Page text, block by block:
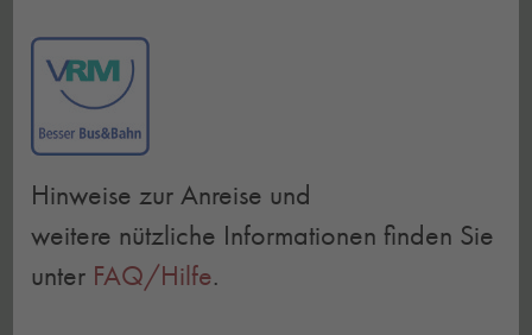
Hinweise zur Anreise und
weitere nützliche Informationen finden Sie
unter FAQ/Hilfe.